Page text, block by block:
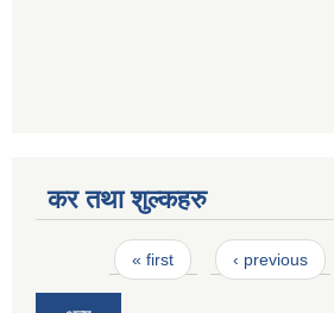
कर तथा शुल्कहरु
Pages« first ‹ previous